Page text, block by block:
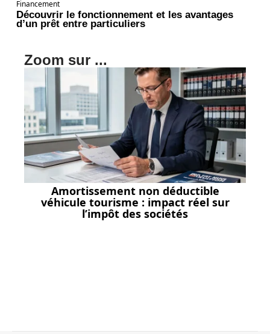
Financement
Découvrir le fonctionnement et les avantages
d’un prêt entre particuliers
Zoom sur ...
Amortissement non déductible
véhicule tourisme : impact réel sur
l’impôt des sociétés